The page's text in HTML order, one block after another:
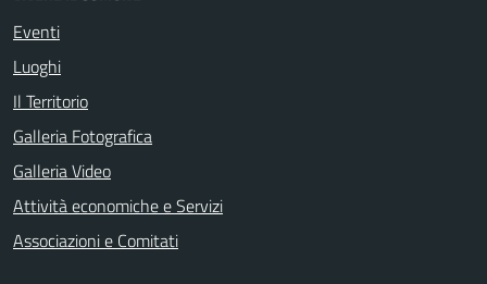
Eventi
Luoghi
Il Territorio
Galleria Fotografica
Galleria Video
Attività economiche e Servizi
Associazioni e Comitati